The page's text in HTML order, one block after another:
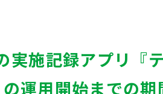
実施記録アプリ『
運用開始までの期